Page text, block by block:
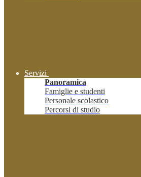
Servizi
Panoramica
Famiglie e studenti
Personale scolastico
Percorsi di studio